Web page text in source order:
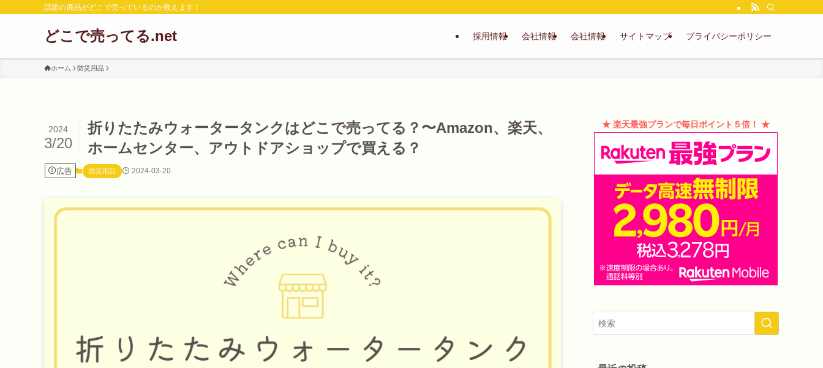
話題の商品がどこで売っているのか教えます！
どこで売ってる.net 採用情報 会社情報 会社情報 サイトマップ プライバシーポリシー
ホーム 防災用品
折りたたみウォータータンクはどこで売ってる？〜Amazon、楽天、
ホームセンター、アウトドアショップで買える？
2024
3/20
広告 防災用品 2024-03-20
★ 楽天最強プランで毎日ポイント５倍！ ★